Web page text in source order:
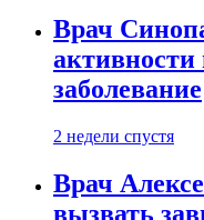
Врач
заболевание
2 недели спустя
Врач
вызвать